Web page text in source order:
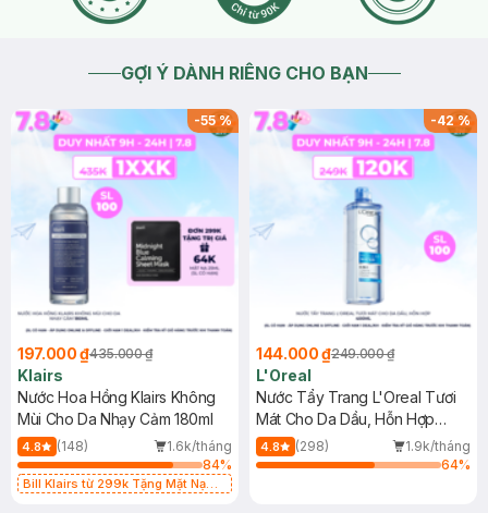
GỢI Ý DÀNH RIÊNG CHO BẠN
-55%
197.000 ₫435.000 ₫
Klairs
Nước Hoa Hồng Klairs Không
Mùi Cho Da Nhạy Cảm 180ml
4.8 (148)
1.6k/tháng
84%
Bill Klairs từ 299k Tặng Mặt Nạ
-42%
144.000 ₫249.000 ₫
L'Oreal
Nước Tẩy Trang L'Oreal Tươi
Mát Cho Da Dầu, Hỗn Hợp
400ml
4.8 (298)
1.9k/tháng
64%